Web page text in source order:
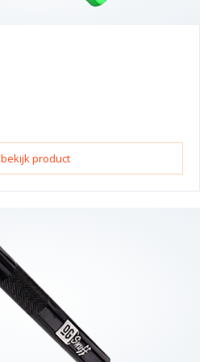
bekijk product